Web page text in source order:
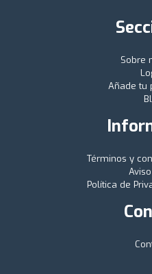
Sobre
Añade tu
Términos y
Política de